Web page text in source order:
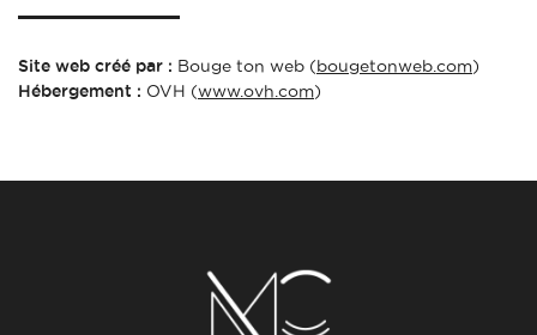
Site web créé par : Bouge ton web (bougetonweb.com)
Hébergement : OVH (www.ovh.com)